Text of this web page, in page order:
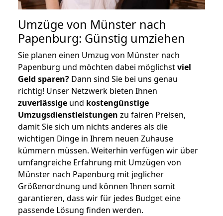
Umzüge von Münster nach
Papenburg: Günstig umziehen
Sie planen einen Umzug von Münster nach
Papenburg und möchten dabei möglichstviel
Geld sparen? Dann sind Sie bei uns genau
richtig! Unser Netzwerk bieten Ihnen
zuverlässige und kostengünstige
Umzugsdienstleistungen zu fairen Preisen,
damit Sie sich um nichts anderes als die
wichtigen Dinge in Ihrem neuen Zuhause
kümmern müssen. Weiterhin verfügen wir über
umfangreiche Erfahrung mit Umzügen von
Münster nach Papenburg mit jeglicher
Größenordnung und können Ihnen somit
garantieren, dass wir für jedes Budget eine
passende Lösung finden werden.